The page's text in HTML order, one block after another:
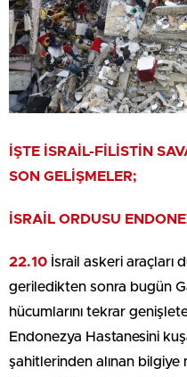
İŞTE İSRAİL-FİLİSTİN
SON GELİŞMELER;
İSRAİL ORDUSU
22.10 İsrail askeri araçları
geriledikten sonra bugün
hücumlarını tekrar
Endonezya Hastanesini
şahitlerinden alınan bilgiye